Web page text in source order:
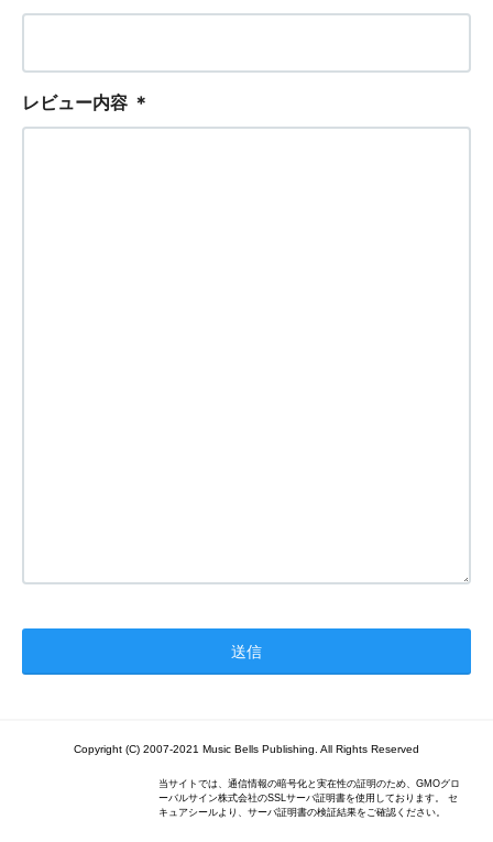
レビュー内容 ＊
Copyright (C) 2007-2021 Music Bells Publishing. All Rights Reserved
当サイトでは、通信情報の暗号化と実在性の証明のため、GMOグロ
ーバルサイン株式会社のSSLサーバ証明書を使用しております。 セ
キュアシールより、サーバ証明書の検証結果をご確認ください。